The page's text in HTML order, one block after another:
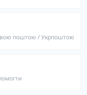
поштою / Укрпоштою